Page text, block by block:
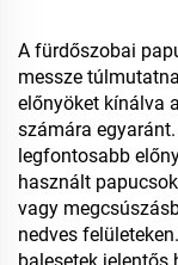
A fürdőszobai
messze
előnyöket kínálva
számára
legfontosabb
használt
vagy
nedves